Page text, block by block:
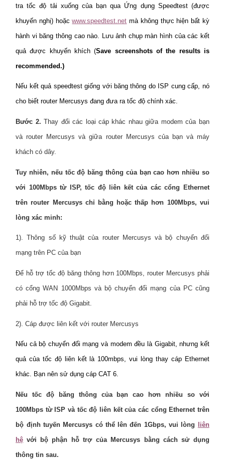
tra tốc độ tải xuống của bạn qua Ứng dụng Speedtest (được
khuyến nghị) hoặcwww.speedtest.net mà không thực hiện bất kỳ
hành vi băng thông cao nào. Lưu ảnh chụp màn hình của các kết
quả được khuyến khích (Save screenshots of the results is
recommended.)
Nếu kết quả speedtest giống với băng thông do ISP cung cấp, nó
cho biết router Mercusys đang đưa ra tốc độ chính xác.
Bước 2.Thay đổi các loại cáp khác nhau giữa modem của bạn
và router Mercusys và giữa router Mercusys của bạn và máy
khách có dây.
Tuy nhiên, nếu tốc độ băng thông của bạn cao hơn nhiều so
với 100Mbps từ ISP, tốc độ liên kết của các cổng Ethernet
trên router Mercusys chỉ bằng hoặc thấp hơn 100Mbps, vui
lòng xác minh:
1). Thông số kỹ thuật của router Mercusys và bộ chuyển đổi
mạng trên PC của bạn
Để hỗ trợ tốc độ băng thông hơn 100Mbps, router Mercusys phải
có cổng WAN 1000Mbps và bộ chuyển đổi mạng của PC cũng
phải hỗ trợ tốc độ Gigabit.
2). Cáp được liên kết với router Mercusys
Nếu cả bộ chuyển đổi mạng và modem đều là Gigabit, nhưng kết
quả của tốc độ liên kết là 100mbps, vui lòng thay cáp Ethernet
khác. Bạn nên sử dụng cáp CAT 6.
Nếu tốc độ băng thông của bạn cao hơn nhiều so với
100Mbps từ ISP và tốc độ liên kết của các cổng Ethernet trên
bộ định tuyến Mercusys có thể lên đến 1Gbps, vui lòng
liên
hệ với bộ phận hỗ trợ của Mercusys bằng cách sử dụng
thông tin sau.